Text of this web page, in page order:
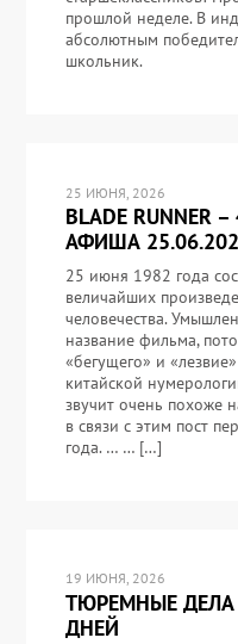
прошлой неделе. В
абсолютным
школьник.
25 ИЮНЯ, 2026
BLADE RUNNER
АФИША
25 июня 1982 года
величайших
человечества.
название фильма,
«бегущего» и
китайской
звучит очень похоже
в связи с этим пост
года. … … […]
19 ИЮНЯ, 2026
ТЮРЕМНЫЕ
ДНЕЙ